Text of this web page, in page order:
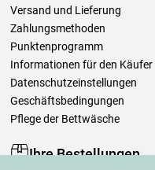
Versand und Lieferung
Zahlungsmethoden
Punktenprogramm
Informationen für den Käufer
Datenschutzeinstellungen
Geschäftsbedingungen
Pflege der Bettwäsche
Ihre Bestellungen